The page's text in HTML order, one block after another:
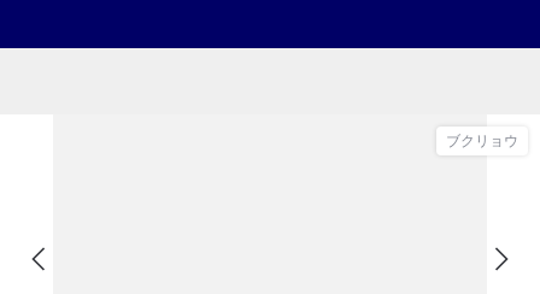
ブクリョウ